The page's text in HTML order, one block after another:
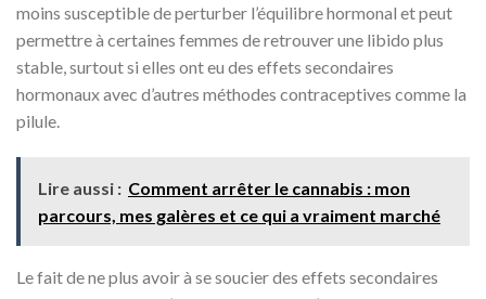
moins susceptible de perturber l’équilibre hormonal et peut
permettre à certaines femmes de retrouver une libido plus
stable, surtout si elles ont eu des effets secondaires
hormonaux avec d’autres méthodes contraceptives comme la
pilule.
Lire aussi : Comment arrêter le cannabis : mon
parcours, mes galères et ce qui a vraiment marché
Le fait de ne plus avoir à se soucier des effets secondaires